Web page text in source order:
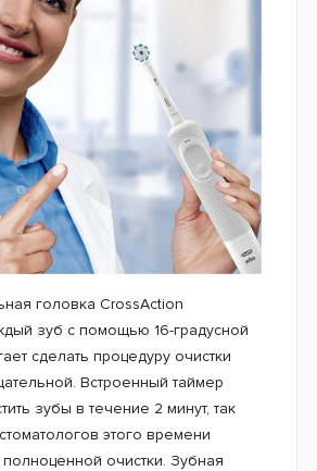
головка CrossAction
зуб с помощью 16-градусной
сделать процедуру очистки
Встроенный таймер
зубы в течение 2 минут, так
этого времени
очистки. Зубная